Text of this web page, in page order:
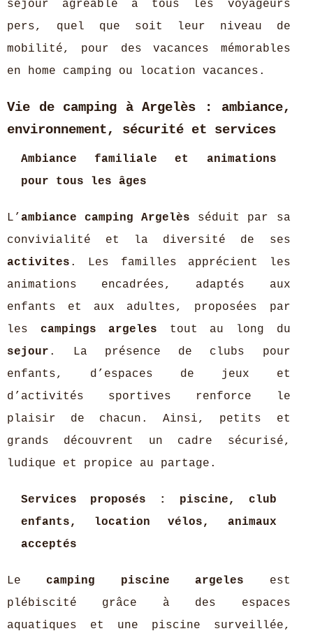
séjour agréable à tous les voyageurs
pers, quel que soit leur niveau de
mobilité, pour des vacances mémorables
en home camping ou location vacances.
Vie de camping à Argelès : ambiance,
environnement, sécurité et services
Ambiance familiale et animations
pour tous les âges
L’ ambiance camping Argelès séduit par sa
convivialité et la diversité de ses
activites . Les familles apprécient les
animations encadrées, adaptés aux
enfants et aux adultes, proposées par
les campings argeles tout au long du
sejour . La présence de clubs pour
enfants, d’espaces de jeux et
d’activités sportives renforce le
plaisir de chacun. Ainsi, petits et
grands découvrent un cadre sécurisé,
ludique et propice au partage.
Services proposés : piscine, club
enfants, location vélos, animaux
acceptés
Lecamping piscine argeles est
plébiscité grâce à des espaces
aquatiques et une piscine surveillée,